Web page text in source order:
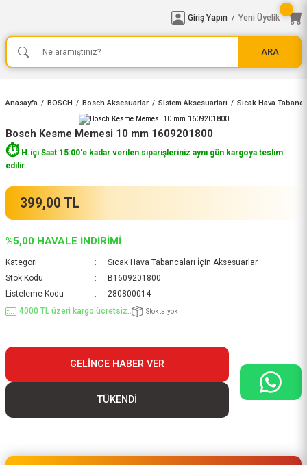
ARA
Giriş Yapın / Yeni Üyelik
Anasayfa BOSCH Bosch Aksesuarlar Sistem Aksesuarları Sıcak Hava
Bosch Kesme Memesi 10 mm 1609201800
⏱️H.içi Saat 15:00'e kadar verilen siparişleriniz aynı gün kargoya teslim
edilir.
399,00 TL
%5,00 HAVALE İNDİRİMİ
Kategori
Sıcak Hava Tabancaları İçin Aksesuarlar
Stok Kodu
B1609201800
Listeleme Kodu
280800014
4000 TL üzeri kargo ücretsiz..
Stokta yok
GELINCE HABER VER
TÜKENDİ